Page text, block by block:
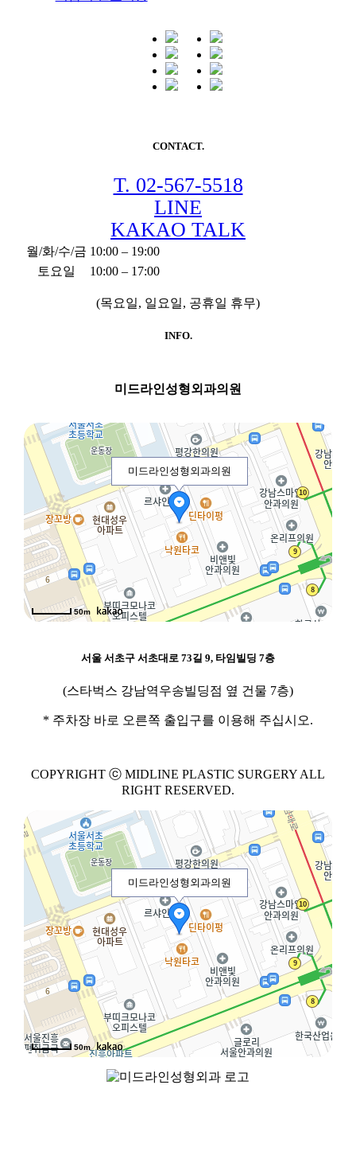
CONTACT.
T. 02-567-5518
LINE
KAKAO TALK
월/화/수/금 10:00 – 19:00
토요일
10:00 – 17:00
(목요일, 일요일, 공휴일 휴무)
INFO.
미드라인성형외과의원
미드라인성형외과의원
50m
서울 서초구 서초대로 73길 9, 타임빌딩 7층
(스타벅스 강남역우송빌딩점 옆 건물 7층)
* 주차장 바로 오른쪽 출입구를 이용해 주십시오.
COPYRIGHT ⓒ MIDLINE PLASTIC SURGERY ALL
RIGHT RESERVED.
미드라인성형외과의원
50m